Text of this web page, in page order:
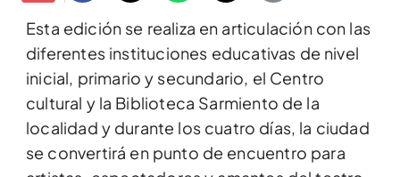
Esta edición se realiza en articulación con las
diferentes instituciones educativas de nivel
inicial, primario y secundario, el Centro
cultural y la Biblioteca Sarmiento de la
localidad y durante los cuatro días, la ciudad
se convertirá en punto de encuentro para